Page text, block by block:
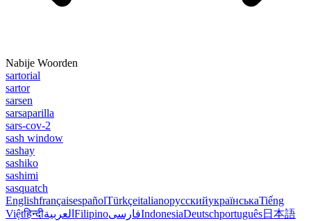
Nabije Woorden
sartorial
sartor
sarsen
sarsaparilla
sars-cov-2
sash window
sashay
sashiko
sashimi
sasquatch
EnglishfrançaisespañolTürkçeitalianoрусскийукраїнськаTiếng
Việtहिन्दीالعربية FilipinoفارسیIndonesiaDeutschportuguês日本語